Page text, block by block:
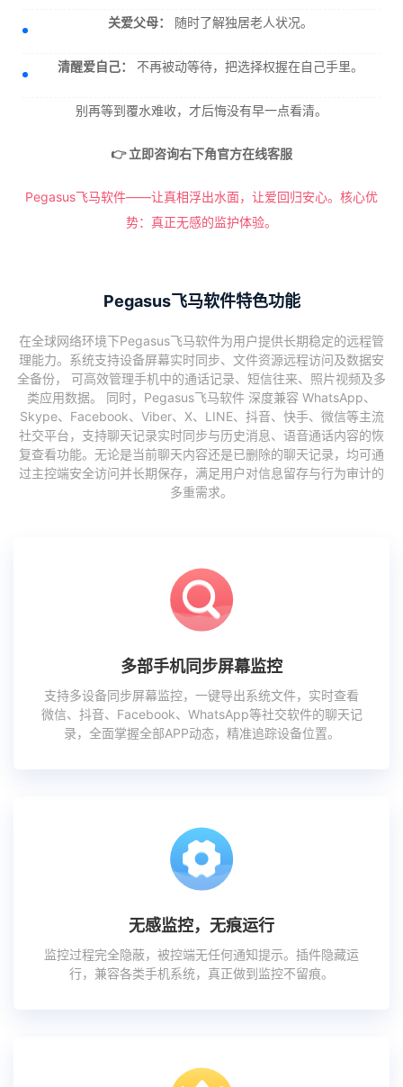
关爱父母： 随时了解独居老人状况。
清醒爱自己： 不再被动等待，把选择权握在自己手里。
别再等到覆水难收，才后悔没有早一点看清。
👉 立即咨询右下角官方在线客服
Pegasus飞马软件——让真相浮出水面，让爱回归安心。核心优
势：真正无感的监护体验。
Pegasus飞马软件特色功能
在全球网络环境下Pegasus飞马软件为用户提供长期稳定的远程管
理能力。系统支持设备屏幕实时同步、文件资源远程访问及数据安
全备份， 可高效管理手机中的通话记录、短信往来、照片视频及多
类应用数据。 同时，Pegasus飞马软件 深度兼容 WhatsApp、
Skype、Facebook、Viber、X、LINE、抖音、快手、微信等主流
社交平台，支持聊天记录实时同步与历史消息、语音通话内容的恢
复查看功能。无论是当前聊天内容还是已删除的聊天记录，均可通
过主控端安全访问并长期保存，满足用户对信息留存与行为审计的
多重需求。
多部手机同步屏幕监控
支持多设备同步屏幕监控，一键导出系统文件，实时查看
微信、抖音、Facebook、WhatsApp等社交软件的聊天记
录，全面掌握全部APP动态，精准追踪设备位置。
无感监控，无痕运行
监控过程完全隐蔽，被控端无任何通知提示。插件隐藏运
行，兼容各类手机系统，真正做到监控不留痕。